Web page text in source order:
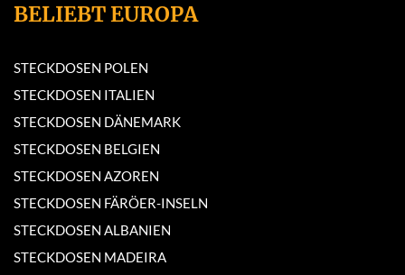
BELIEBT EUROPA
STECKDOSEN POLEN
STECKDOSEN ITALIEN
STECKDOSEN DÄNEMARK
STECKDOSEN BELGIEN
STECKDOSEN AZOREN
STECKDOSEN FÄRÖER-INSELN
STECKDOSEN ALBANIEN
STECKDOSEN MADEIRA